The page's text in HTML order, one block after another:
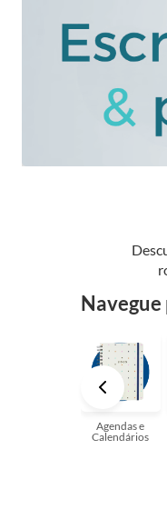
Agendas e
Calendários